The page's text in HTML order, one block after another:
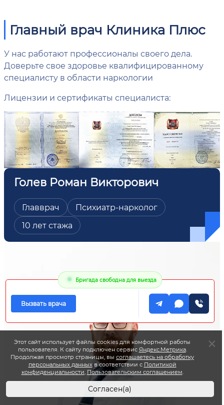
Главный врач Клиника Плюс
У нас работают профессионалы своего дела.
Доверьте свое здоровье квалифицированному
специалисту в области наркологии
Лицензии и сертификаты специалиста:
Голев Роман Викторович
Главврач
Психиатр-нарколог
10 лет стажа
Этот сайт использует файлы cookies для комфортной работы
пользователя. К сайту подключен сервис Яндекс.Метрика.
Продолжая просмотр страницы, высоглашаетесь на обработку
персональных данныхв соответствии с Политикой
конфиденциальности, Пользовательским соглашением.
Согласен(а)
Бригада свободна для выезда
Вызвать врача